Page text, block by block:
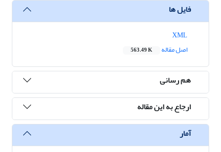
فایل ها
اصل مقاله
563.49 K
هم رسانی
ارجاع به این مقاله
آمار